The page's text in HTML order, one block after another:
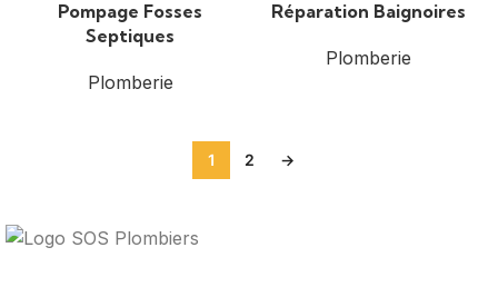
Pompage Fosses
Septiques
Plomberie
Réparation Baignoires
Plomberie
1 2 →